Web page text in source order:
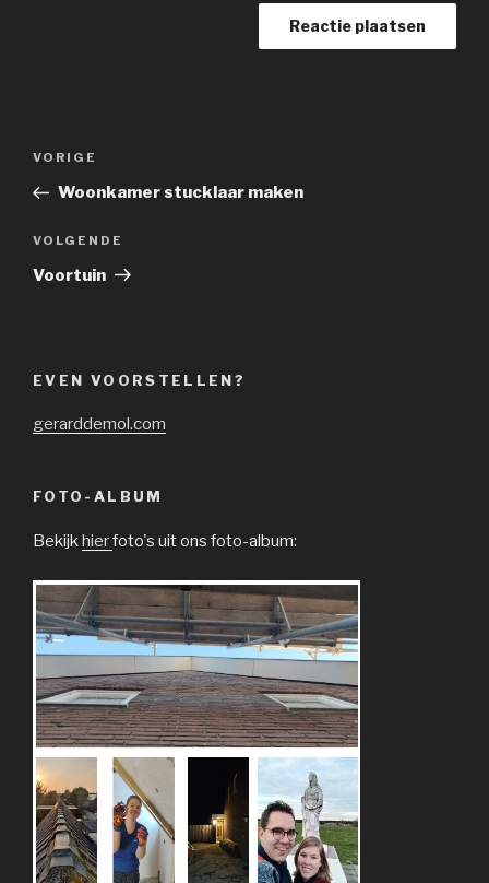
Vorig
bericht
VORIGE
Woonkamer stucklaar maken
Volgend
bericht
VOLGENDE
Voortuin
EVEN VOORSTELLEN?
gerarddemol.com
FOTO-ALBUM
Bekijk hierfoto's uit ons foto-album: